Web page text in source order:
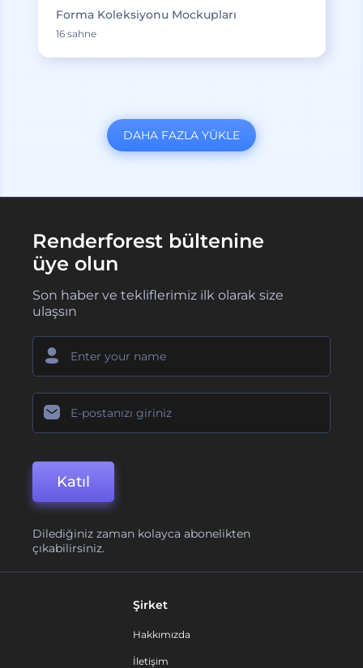
Forma Koleksiyonu Mockupları
16 sahne
DAHA FAZLA YÜKLE
Renderforest bültenine
üye olun
Son haber ve tekliflerimiz ilk olarak size
ulaşsın
Katıl
Dilediğiniz zaman kolayca abonelikten
çıkabilirsiniz.
Şirket
Hakkımızda
İletişim